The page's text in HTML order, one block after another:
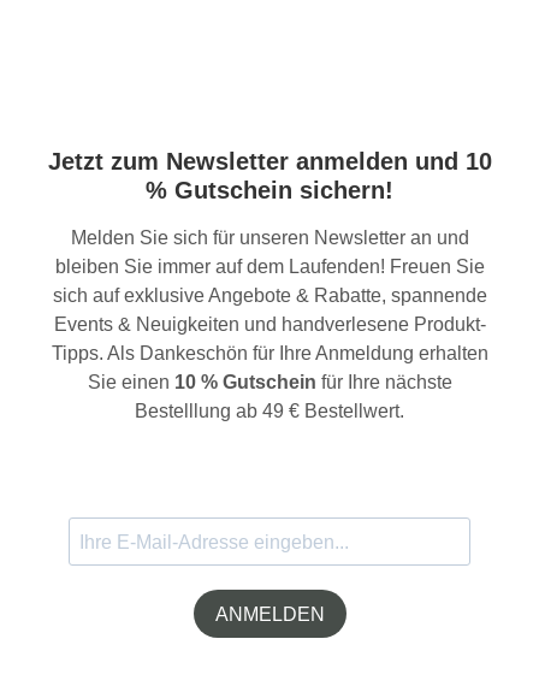
Jetzt zum Newsletter anmelden und 10
% Gutschein sichern!
Melden Sie sich für unseren Newsletter an und
bleiben Sie immer auf dem Laufenden! Freuen Sie
sich auf exklusive Angebote & Rabatte, spannende
Events & Neuigkeiten und handverlesene Produkt-
Tipps. Als Dankeschön für Ihre Anmeldung erhalten
Sie einen 10 % Gutschein für Ihre nächste
Bestelllung ab 49 € Bestellwert.
ANMELDEN